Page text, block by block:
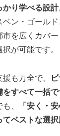
かり学べる設計
ン・ゴール
を広くカバ
が可能です。
も万全で、
すべて一括で
、
「安く・
てベストな選択